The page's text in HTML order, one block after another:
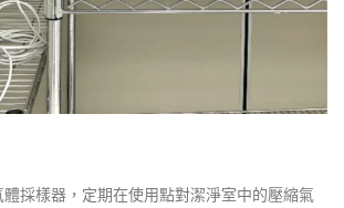
採樣器，定期在使用點對潔淨室中的壓縮氣